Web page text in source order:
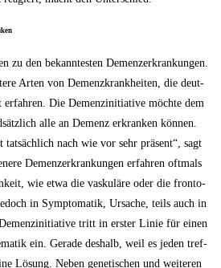
zu den bekann­tes­ten Demenz­er­kran­kun­gen.
Arten von Demenz­krank­hei­ten, die deut­
Die Demenz­in­itia­ti­ve möch­te dem
alle an Demenz erkran­ken kön­nen.
nach wie vor sehr prä­sent“, sagt
Demenz­er­kran­kun­gen erfah­ren oft­mals
wie etwa die vas­ku­lä­re oder die fron­to­
in Sym­pto­ma­tik, Ursa­che, teils auch in
tritt in ers­ter Linie für einen
ein. Gera­de des­halb, weil es jeden tref­
Lösung. Neben gene­ti­schen und wei­te­ren